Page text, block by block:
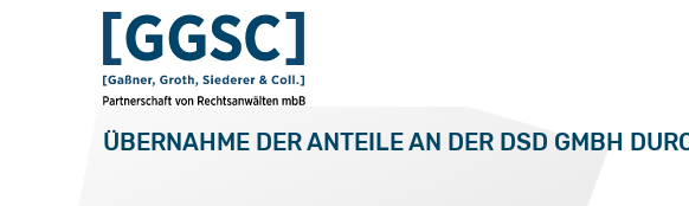
ÜBERNAHME DER ANTEILE AN DER DSD GMBH